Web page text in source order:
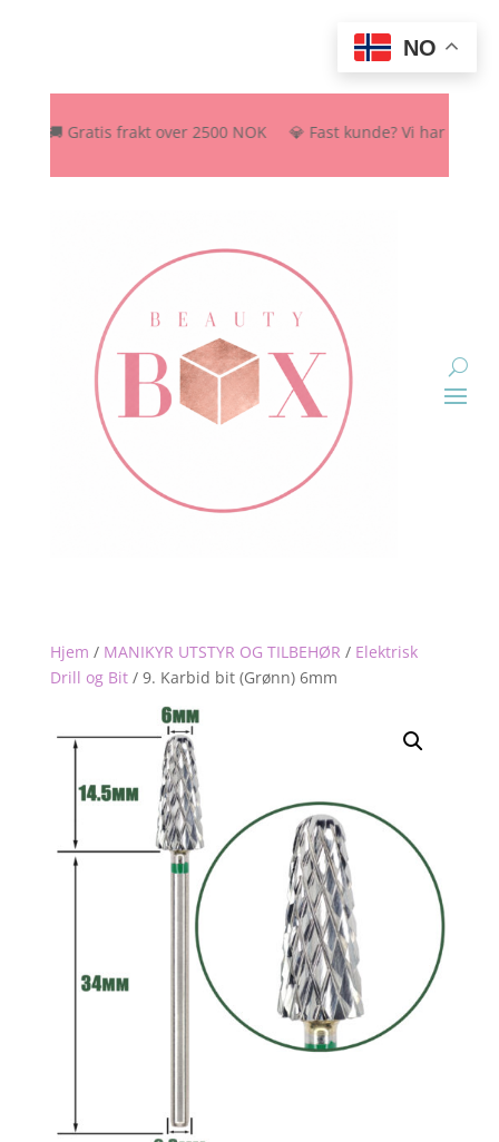
🚚 Gratis frakt over 2500 NOK 💎 Fast kunde? Vi har
Hjem / MANIKYR UTSTYR OG TILBEHØR / Elektrisk
Drill og Bit/ 9. Karbid bit (Grønn) 6mm
NO